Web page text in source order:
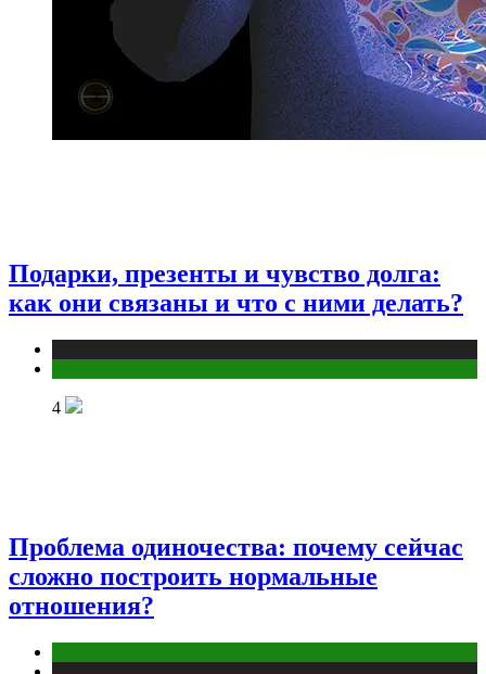
Подарки, презенты и чувство долга:
как они связаны и что с ними делать?
4
Проблема одиночества: почему сейчас
сложно построить нормальные
отношения?